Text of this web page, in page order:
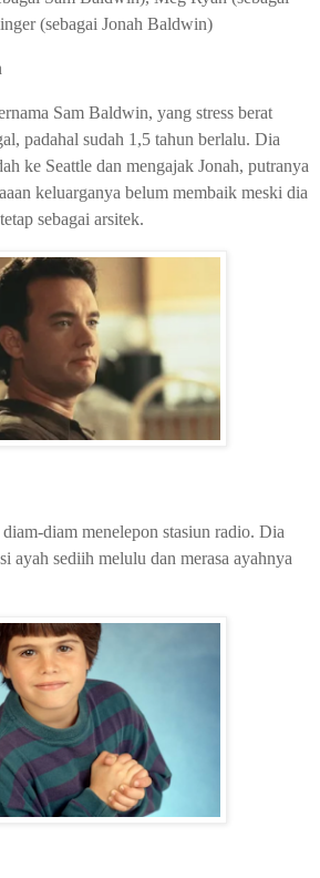
(sebagai Jonah Baldwin)
Sam Baldwin, yang stress berat
padahal sudah 1,5 tahun berlalu. Dia
ke Seattle dan mengajak Jonah, putranya
keluarganya belum membaik meski dia
sebagai arsitek.
diam menelepon stasiun radio. Dia
ayah sediih melulu dan merasa ayahnya